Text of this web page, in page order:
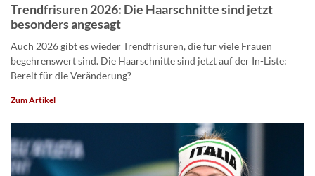
Trendfrisuren 2026: Die Haarschnitte sind jetzt
besonders angesagt
Auch 2026 gibt es wieder Trendfrisuren, die für viele Frauen
begehrenswert sind. Die Haarschnitte sind jetzt auf der In-Liste:
Bereit für die Veränderung?
Zum Artikel